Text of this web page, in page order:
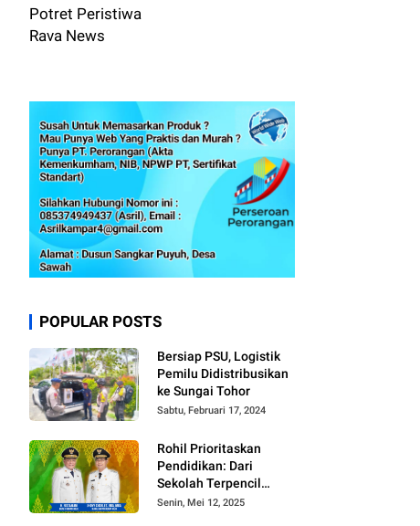
Potret Peristiwa
Rava News
POPULAR POSTS
Bersiap PSU, Logistik
Pemilu Didistribusikan
ke Sungai Tohor
Sabtu, Februari 17, 2024
Rohil Prioritaskan
Pendidikan: Dari
Sekolah Terpencil
hingga Beasiswa
Senin, Mei 12, 2025